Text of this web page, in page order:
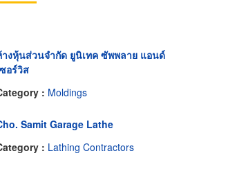
งหุ้นส่วนจำกัด ยูนิเทค ซัพพลาย แอนด์
อร์วิส
: Moldings
Samit Garage Lathe
: Lathing Contractors